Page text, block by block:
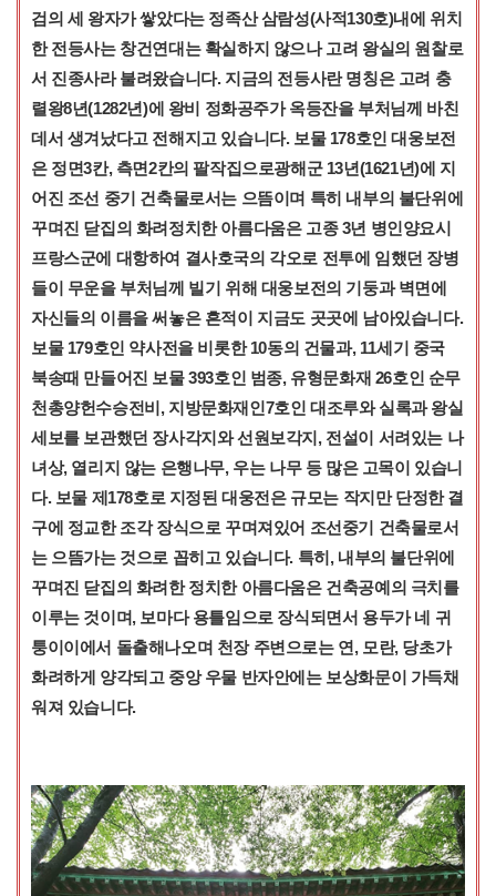
검의 세 왕자가 쌓았다는 정족산 삼람성(사적130호)내에 위치
한 전등사는 창건연대는 확실하지 않으나 고려 왕실의 원찰로
서 진종사라 불려왔습니다. 지금의 전등사란 명칭은 고려 충
렬왕8년(1282년)에 왕비 정화공주가 옥등잔을 부처님께 바친
데서 생겨났다고 전해지고 있습니다. 보물 178호인 대웅보전
은 정면3칸, 측면2칸의 팔작집으로광해군 13년(1621년)에 지
어진 조선 중기 건축물로서는 으뜸이며 특히 내부의 불단위에
꾸며진 닫집의 화려정치한 아름다움은 고종 3년 병인양요시
프랑스군에 대항하여 결사호국의 각오로 전투에 임했던 장병
들이 무운을 부처님께 빌기 위해 대웅보전의 기둥과 벽면에
자신들의 이름을 써놓은 흔적이 지금도 곳곳에 남아있습니다.
보물 179호인 약사전을 비롯한 10동의 건물과, 11세기 중국
북송때 만들어진 보물 393호인 범종, 유형문화재 26호인 순무
천총양헌수승전비, 지방문화재인7호인 대조루와 실록과 왕실
세보를 보관했던 장사각지와 선원보각지, 전설이 서려있는 나
녀상, 열리지 않는 은행나무, 우는 나무 등 많은 고목이 있습니
다. 보물 제178호로 지정된 대웅전은 규모는 작지만 단정한 결
구에 정교한 조각 장식으로 꾸며져있어 조선중기 건축물로서
는 으뜸가는 것으로 꼽히고 있습니다. 특히, 내부의 불단위에
꾸며진 닫집의 화려한 정치한 아름다움은 건축공예의 극치를
이루는 것이며, 보마다 용틀임으로 장식되면서 용두가 네 귀
퉁이이에서 돌출해나오며 천장 주변으로는 연, 모란, 당초가
화려하게 양각되고 중앙 우물 반자안에는 보상화문이 가득채
워져 있습니다.